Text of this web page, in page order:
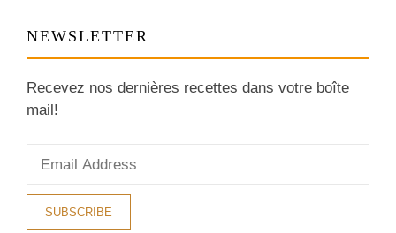
NEWSLETTER
Recevez nos dernières recettes dans votre boîte
mail!